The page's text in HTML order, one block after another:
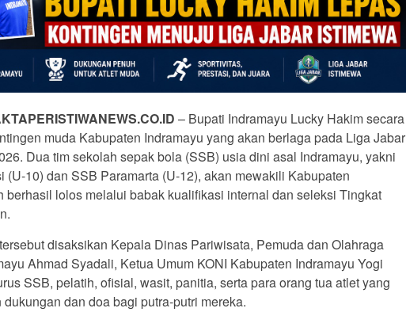
– Bupati Indramayu Lucky Hakim secara
muda Kabupaten Indramayu yang akan berlaga pada Liga Jabar
Dua tim sekolah sepak bola (SSB) usia dini asal Indramayu, yakni
(U-10) dan SSB Paramarta (U-12), akan mewakili Kabupaten
berhasil lolos melalui babak kualifikasi internal dan seleksi Tingkat
disaksikan Kepala Dinas Pariwisata, Pemuda dan Olahraga
Ahmad Syadali, Ketua Umum KONI Kabupaten Indramayu Yogi
SSB, pelatih, ofisial, wasit, panitia, serta para orang tua atlet yang
dan doa bagi putra-putri mereka.